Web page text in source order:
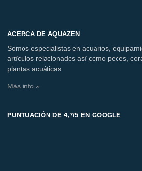
ACERCA DE AQUAZEN
Somos especialistas en acuarios,
artículos relacionados así como peces,
plantas acuáticas.
Más info »
PUNTUACIÓN DE 4,7/5 EN GOOGLE